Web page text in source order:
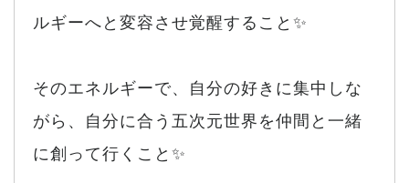
ルギーへと変容させ覚醒すること✨
そのエネルギーで、自分の好きに集中しな
がら、自分に合う五次元世界を仲間と一緒
に創って行くこと✨